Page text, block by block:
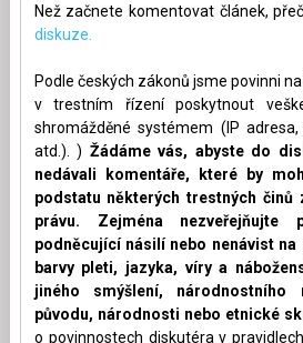
Než začnete komentovat článek,
diskuze.
Podle českých zákonů jsme povinni
v trestním řízení poskytnout
shromážděné systémem (IP
atd.). ) Žádáme vás, abyste do
nedávali komentáře, které by
podstatu některých trestných činů
právu. Zejména nezveřejňujte
podněcující násilí nebo nenávist na
barvy pleti, jazyka, víry a
jiného smýšlení, národnostního
původu, národnosti nebo etnické
o povinnostech diskutéra v